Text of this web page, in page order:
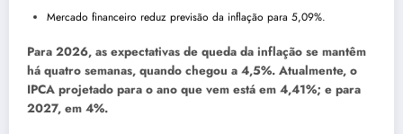
Mercado financeiro reduz previsão da inflação para 5,09%.
Para 2026, as expectativas de queda da inflação se mantêm
há quatro semanas, quando chegou a 4,5%. Atualmente, o
IPCA projetado para o ano que vem está em 4,41%; e para
2027, em 4%.